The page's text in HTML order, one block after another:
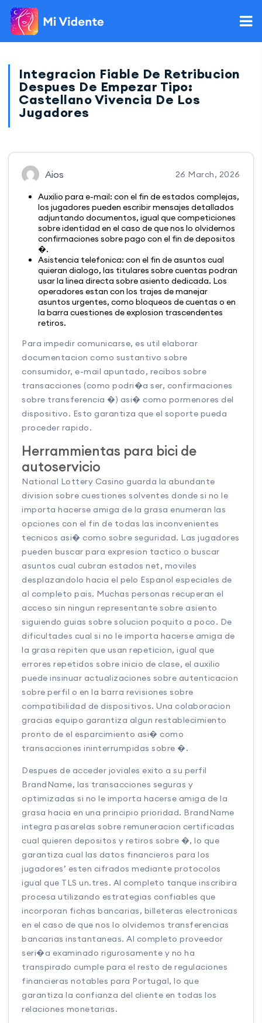
Integracion Fiable De Retribucion
Despues De Empezar Tipo:
Castellano Vivencia De Los
Jugadores
Aios 26 March, 2026
Auxilio para e-mail: con el fin de estados complejas,
los jugadores pueden escribir mensajes detallados
adjuntando documentos, igual que competiciones
sobre identidad en el caso de que nos lo olvidemos
confirmaciones sobre pago con el fin de depositos
�.
Asistencia telefonica: con el fin de asuntos cual
quieran dialogo, las titulares sobre cuentas podran
usar la linea directa sobre asiento dedicada. Los
operadores estan con los trajes de manejar
asuntos urgentes, como bloqueos de cuentas o en
la barra cuestiones de explosion trascendentes
retiros.
Para impedir comunicarse, es util elaborar
documentacion como sustantivo sobre
consumidor, e-mail apuntado, recibos sobre
transacciones (como podri�a ser, confirmaciones
sobre transferencia �) asi� como pormenores del
dispositivo. Esto garantiza que el soporte pueda
proceder rapido.
Herrammientas para bici de
autoservicio
National Lottery Casino guarda la abundante
division sobre cuestiones solventes donde si no le
importa hacerse amiga de la grasa enumeran las
opciones con el fin de todas las inconvenientes
tecnicos asi� como sobre seguridad. Las jugadores
pueden buscar para expresion tactico o buscar
asuntos cual cubran estados net, moviles
desplazandolo hacia el pelo Espanol especiales de
al completo pais. Muchas personas recuperan el
acceso sin ningun representante sobre asiento
siguiendo guias sobre solucion poquito a poco. De
dificultades cual si no le importa hacerse amiga de
la grasa repiten que usan repeticion, igual que
errores repetidos sobre inicio de clase, el auxilio
puede insinuar actualizaciones sobre autenticacion
sobre perfil o en la barra revisiones sobre
compatibilidad de dispositivos. Una colaboracion
gracias equipo garantiza algun restablecimiento
pronto de el esparcimiento asi� como
transacciones ininterrumpidas sobre �.
Despues de acceder joviales exito a su perfil
BrandName, las transacciones seguras y
optimizadas si no le importa hacerse amiga de la
grasa hacia en una principio prioridad. BrandName
integra pasarelas sobre remuneracion certificadas
cual quieren depositos y retiros sobre �, lo que
garantiza cual las datos financieros para los
jugadores’ esten cifrados mediante protocolos
igual que TLS un.tres. Al completo tanque inscribira
procesa utilizando estrategias confiables que
incorporan fichas bancarias, billeteras electronicas
en el caso de que nos lo olvidemos transferencias
bancarias instantaneas. Al completo proveedor
seri�a examinado rigurosamente y no ha
transpirado cumple para el resto de regulaciones
financieras notables para Portugal, lo que
garantiza la confianza del cliente en todas los
relaciones monetarias.